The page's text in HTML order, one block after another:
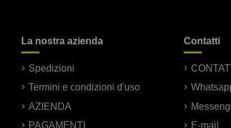
La nostra azienda
Spedizioni
Termini e condizioni d'uso
AZIENDA
PAGAMENTI
Contatti
E-mail